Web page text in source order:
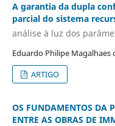
A garantia da dupla
parcial do sistema
análise à luz dos
Eduardo Philipe Magalhaes
ARTIGO
OS FUNDAMENTOS DA
ENTRE AS OBRAS DE